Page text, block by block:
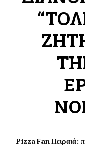
PizzaFanΠειραιά: